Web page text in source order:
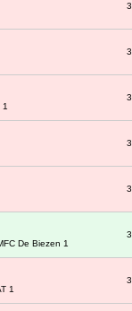
1
De Biezen 1
1